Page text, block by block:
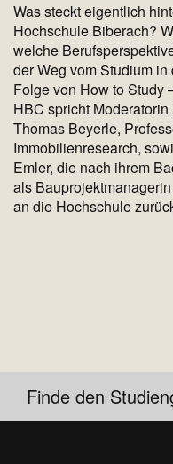
Was steckt eigentlich
Hochschule Biberach?
welche
der Weg vom Studium
Folge von How to Study
HBC spricht
Thomas Beyerle,
Immobilienresearch,
Emler, die nach ihrem
als
an die Hochschule
Finde den